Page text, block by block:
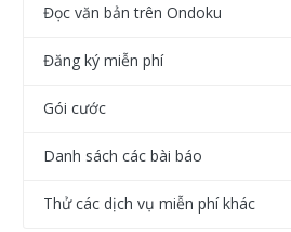
Đọc văn bản trên Ondoku
Đăng ký miễn phí
Gói cước
Danh sách các bài báo
Thử các dịch vụ miễn phí khác